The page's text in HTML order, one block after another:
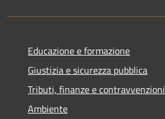
Educazione e formazione
Giustizia e sicurezza pubblica
Tributi, finanze e contravvenzioni
Ambiente